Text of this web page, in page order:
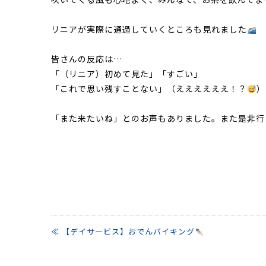
リニアが実際に通過していくところも見れました
皆さんの反応は…
「（リニア）初めて見た」「すごい」
「これで思い残すことない」（ええええええ！？
）
「また来たいね」とのお声もありました。また是非
≪ 【デイサービス】おでんバイキング